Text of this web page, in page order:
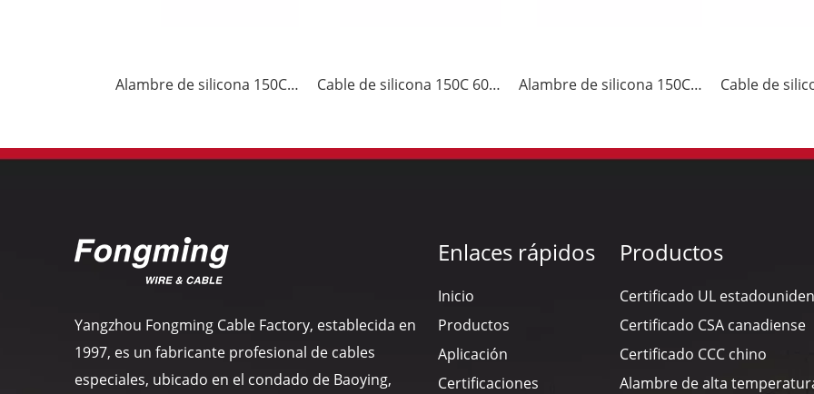
Alambre de silicona 150C 300V UL3132 Cable de silicona 150C 600V UL3133 Alambre de silicona 150C 600V UL3134
Yangzhou Fongming Cable Factory, establecida en
1997, es un fabricante profesional de cables
especiales, ubicado en el condado de Baoying,
Enlaces rápidos
Inicio
Productos
Aplicación
Certificaciones
Productos
Certificado UL
Certificado CSA canadiense
Certificado CCC chino
Alambre de alta